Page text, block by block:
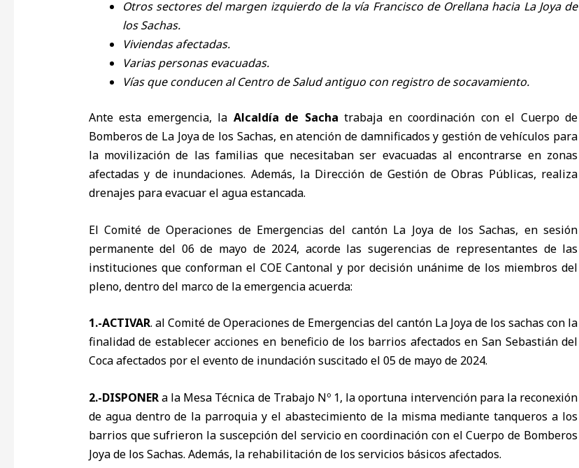
Otros sectores del margen izquierdo de la vía Francisco de Orellana hacia La Joya de
los Sachas.
Viviendas afectadas.
Varias personas evacuadas.
Vías que conducen al Centro de Salud antiguo con registro de socavamiento.
Ante esta emergencia, la Alcaldía de Sacha trabaja en coordinación con el Cuerpo de
Bomberos de La Joya de los Sachas, en atención de damnificados y gestión de vehículos para
la movilización de las familias que necesitaban ser evacuadas al encontrarse en zonas
afectadas y de inundaciones. Además, la Dirección de Gestión de Obras Públicas, realiza
drenajes para evacuar el agua estancada.
El Comité de Operaciones de Emergencias del cantón La Joya de los Sachas, en sesión
permanente del 06 de mayo de 2024, acorde las sugerencias de representantes de las
instituciones que conforman el COE Cantonal y por decisión unánime de los miembros del
pleno, dentro del marco de la emergencia acuerda:
1.-ACTIVAR. al Comité de Operaciones de Emergencias del cantón La Joya de los sachas con la
finalidad de establecer acciones en beneficio de los barrios afectados en San Sebastián del
Coca afectados por el evento de inundación suscitado el 05 de mayo de 2024.
2.-DISPONERa la Mesa Técnica de Trabajo Nº 1, la oportuna intervención para la reconexión
de agua dentro de la parroquia y el abastecimiento de la misma mediante tanqueros a los
barrios que sufrieron la suscepción del servicio en coordinación con el Cuerpo de Bomberos
Joya de los Sachas. Además, la rehabilitación de los servicios básicos afectados.